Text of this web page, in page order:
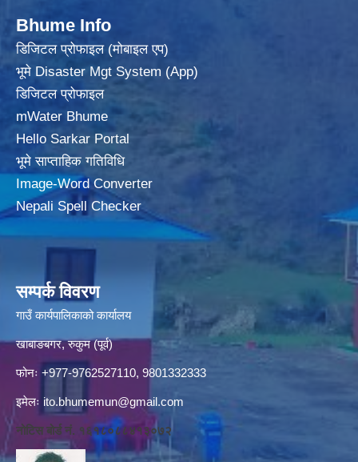
Bhume Info
डिजिटल प्रोफाइल (मोबाइल एप)
भूमे Disaster Mgt System (App)
डिजिटल प्रोफाइल
mWater Bhume
Hello Sarkar Portal
भूमे साप्ताहिक गतिविधि
Image-Word Converter
Nepali Spell Checker
सम्पर्क विवरण
गाउँ कार्यपालिकाको कार्यालय
खाबाङबगर, रुकुम (पूर्व)
फोनः +977-9762527110, 9801332333
इमेलः ito.bhumemun@gmail.com
नोटिस बोर्ड नं. १६१८०८८४१३०७२